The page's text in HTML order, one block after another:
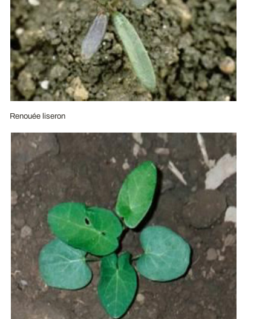
Renouée liseron